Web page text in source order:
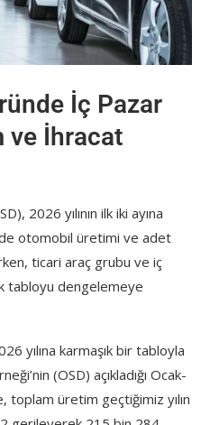
İç Pazar
ve İhracat
2026 yılının ilk iki ayına
otomobil üretimi ve adet
ticari araç grubu ve iç
tabloyu dengelemeye
yılına karmaşık bir tabloyla
(OSD) açıkladığı Ocak-
üretim geçtiğimiz yılın